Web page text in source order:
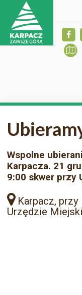
Wspolne
Karpacza. 21
9:00 skwer przy
Karpacz, przy
Urzędzie